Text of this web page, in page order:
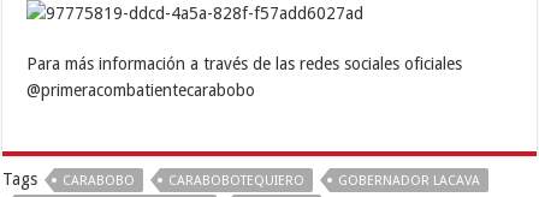
Para más información a través de las redes sociales oficiales
@primeracombatientecarabobo
Tags CARABOBO CARABOBOTEQUIERO
GOBERNADOR LACAVA